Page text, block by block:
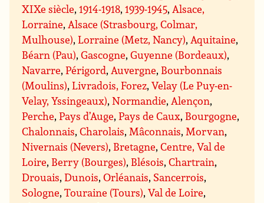
XIXe siècle,1914-1918,1939-1945, Alsace,
Lorraine, Alsace (Strasbourg, Colmar,
Mulhouse),Lorraine (Metz, Nancy), Aquitaine,
Béarn (Pau),Gascogne,Guyenne (Bordeaux),
Navarre,Périgord, Auvergne, Bourbonnais
(Moulins),Livradois, Forez,Velay (Le Puy-en-
Velay, Yssingeaux),Normandie, Alençon,
Perche,Pays d’Auge,Pays de Caux, Bourgogne,
Chalonnais,Charolais, Mâconnais, Morvan,
Nivernais (Nevers), Bretagne,Centre, Val de
Loire, Berry (Bourges), Blésois,Chartrain,
Drouais,Dunois,Orléanais, Sancerrois,
Sologne,Touraine (Tours),Val de Loire,